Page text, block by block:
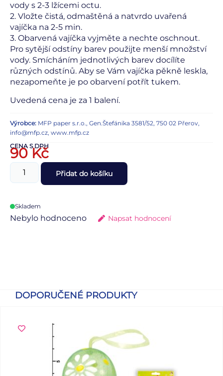
vody s 2-3 lžícemi octu.
2. Vložte čistá, odmaštěná a natvrdo uvařená
vajíčka na 2-5 min.
3. Obarvená vajíčka vyjměte a nechte oschnout.
Pro sytější odstíny barev použijte menší množství
vody. Smícháním jednotlivých barev docílíte
různých odstínů. Aby se Vám vajíčka pěkně leskla,
nezapomeňte je po obarvení potřít tukem.
Uvedená cena je za 1 balení.
Výrobce: MFP paper s.r.o., Gen.Štefánika 3581/52, 750 02 Přerov,
info@mfp.cz, www.mfp.cz
CENA S DPH
90Kč
Přidat do košíku
Skladem
Nebylo hodnoceno Napsat hodnocení
DOPORUČENÉ PRODUKTY